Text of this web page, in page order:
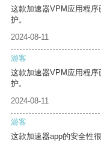
这款加速器VPM应用程
护。
2024-08-11
游客
这款加速器VPM应用程
护。
2024-08-11
游客
这款加速器app的安全性